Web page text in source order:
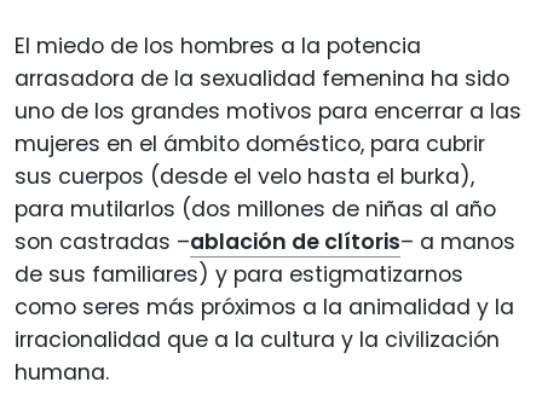
El miedo de los hombres a la potencia
arrasadora de la sexualidad femenina ha sido
uno de los grandes motivos para encerrar a las
mujeres en el ámbito doméstico, para cubrir
sus cuerpos (desde el velo hasta el burka),
para mutilarlos (dos millones de niñas al año
son castradas –ablación de clítoris– a manos
de sus familiares) y para estigmatizarnos
como seres más próximos a la animalidad y la
irracionalidad que a la cultura y la civilización
humana.